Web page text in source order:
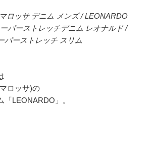
ロッサ デニム メンズ / LEONARDO
パーストレッチデニム レオナルド /
パーストレッチ スリム
ロッサ)の
「LEONARDO」。